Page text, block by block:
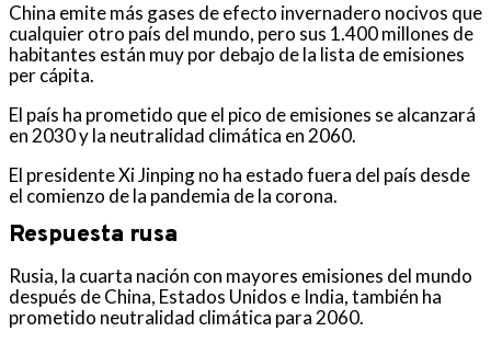
China emite más gases de efecto invernadero nocivos que
cualquier otro país del mundo, pero sus 1.400 millones de
habitantes están muy por debajo de la lista de emisiones
per cápita.
El país ha prometido que el pico de emisiones se alcanzará
en 2030 y la neutralidad climática en 2060.
El presidente Xi Jinping no ha estado fuera del país desde
el comienzo de la pandemia de la corona.
Respuesta rusa
Rusia, la cuarta nación con mayores emisiones del mundo
después de China, Estados Unidos e India, también ha
prometido neutralidad climática para 2060.